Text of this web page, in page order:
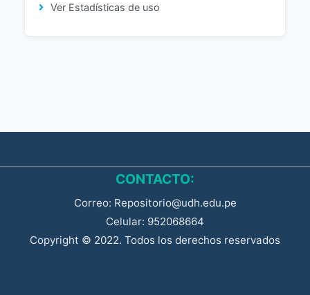
Ver Estadísticas de uso
CONTACTO:
Correo: Repositorio@udh.edu.pe
Celular: 952068664
Copyright © 2022. Todos los derechos reservados